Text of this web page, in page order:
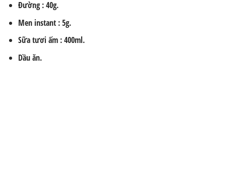
Đường : 40g.
Men instant : 5g.
Sữa tươi ấm : 400ml.
Dầu ăn.